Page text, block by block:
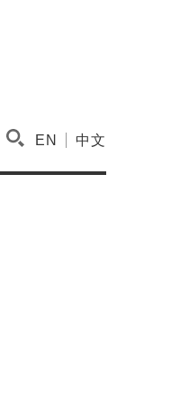
搜尋(開啟搜尋視窗)
EN 中文